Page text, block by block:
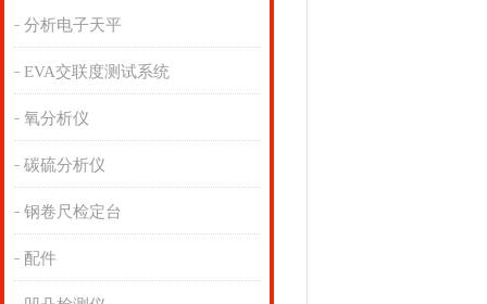
分析电子天平
EVA交联度测试系统
氧分析仪
碳硫分析仪
钢卷尺检定台
配件